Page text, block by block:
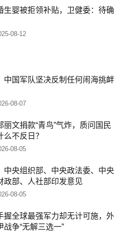
生婴被拒领补贴，卫健委：待确
08-12
中国军队坚决反制任何闹海挑衅
08-07
丽文捐款“青鸟”气炸，质问国民
么不反日？
08-05
中央组织部、中央政法委、中央
政部、人社部印发意见
08-05
握全球最强军力却无计可施，外
战争“无解三选一”